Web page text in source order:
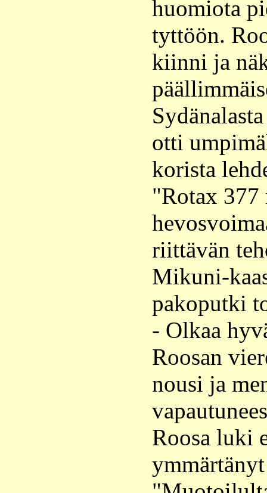
huomiota
tyttöön.
kiinni ja
otti
korista
"Rotax
riittävän
Mikuni-
pakoputki
- Olkaa
Roosan
nousi ja
Roosa luki